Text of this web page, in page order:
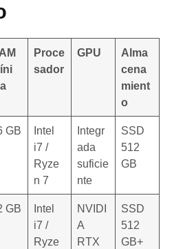
Proce
sador
GPU
Alma
cena
mient
o
GB
Intel
i7 /
Ryze
n 7
Integr
ada
suficie
nte
SSD
512
GB
GB
Intel
i7 /
Ryze
NVIDI
A
RTX
SSD
512
GB+